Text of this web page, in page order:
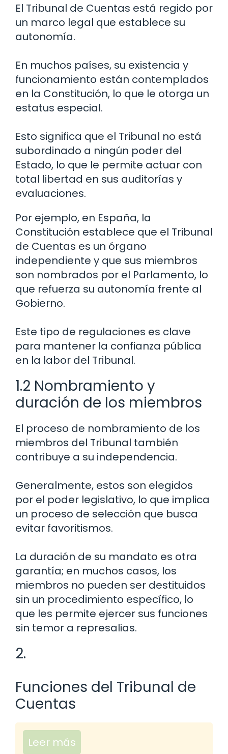
El Tribunal de Cuentas está regido por
un marco legal que establece su
autonomía.
En muchos países, su existencia y
funcionamiento están contemplados
en la Constitución, lo que le otorga un
estatus especial.
Esto significa que el Tribunal no está
subordinado a ningún poder del
Estado, lo que le permite actuar con
total libertad en sus auditorías y
evaluaciones.
Por ejemplo, en España, la
Constitución establece que el Tribunal
de Cuentas es un órgano
independiente y que sus miembros
son nombrados por el Parlamento, lo
que refuerza su autonomía frente al
Gobierno.
Este tipo de regulaciones es clave
para mantener la confianza pública
en la labor del Tribunal.
1.2 Nombramiento y
duración de los miembros
El proceso de nombramiento de los
miembros del Tribunal también
contribuye a su independencia.
Generalmente, estos son elegidos
por el poder legislativo, lo que implica
un proceso de selección que busca
evitar favoritismos.
La duración de su mandato es otra
garantía; en muchos casos, los
miembros no pueden ser destituidos
sin un procedimiento específico, lo
que les permite ejercer sus funciones
sin temor a represalias.
2.
Funciones del Tribunal de
Cuentas
Leer más